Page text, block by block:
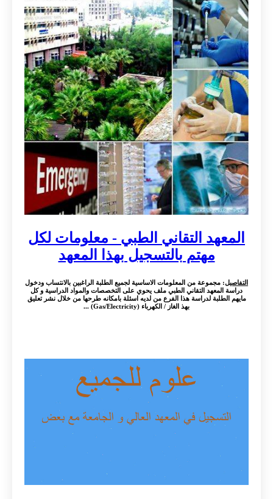
المعهد التقاني الطبي - معلومات لكل
مهتم بالتسجيل بهذا المعهد
التفاصيل: مجموعة من المعلومات الاساسية لجميع الطلبة الراغبين بالانتساب ودخول
دراسة المعهد التقاني الطبي ملف يحوي على التخصصات والمواد الدراسية و كل
مايهم الطلبة لدراسة هذا الفرع من لديه اسئلة بامكانه طرحها من خلال نشر تعليق
بهذ الغاز / الكهرباء (Gas/Electricity) ...